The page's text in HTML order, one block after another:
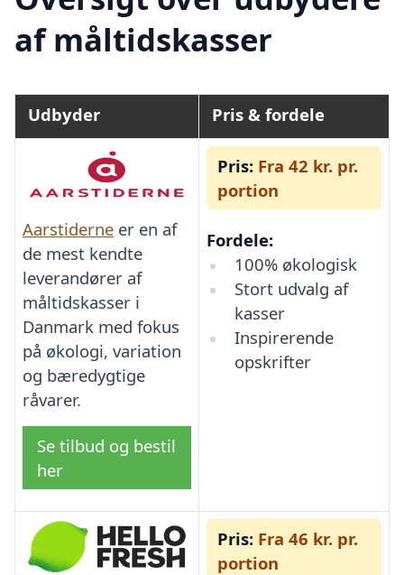
af måltidskasser
Udbyder Pris & fordele
Aarstiderne er en af
de mest kendte
leverandører af
måltidskasser i
Danmark med fokus
på økologi, variation
og bæredygtige
råvarer.
Se tilbud og bestil
her
Pris: Fra 42 kr. pr.
portion
Fordele:
100% økologisk
Stort udvalg af
kasser
Inspirerende
opskrifter
Pris: Fra 46 kr. pr.
portion